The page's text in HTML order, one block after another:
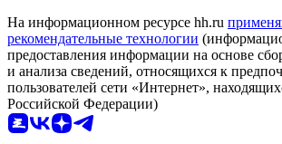
На информационном ресурсе hh.ru
рекомендательные технологии
предоставления информации на основе
и анализа сведений, относящихся к
пользователей сети «Интернет»,
Российской Федерации)